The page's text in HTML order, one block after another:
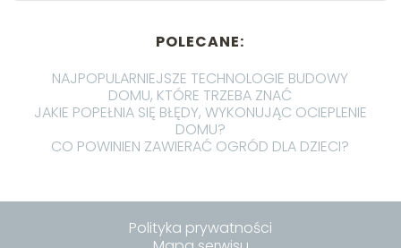
POLECANE:
NAJPOPULARNIEJSZE TECHNOLOGIE BUDOWY
DOMU, KTÓRE TRZEBA ZNAĆ
JAKIE POPEŁNIA SIĘ BŁĘDY, WYKONUJĄC OCIEPLENIE
DOMU?
CO POWINIEN ZAWIERAĆ OGRÓD DLA DZIECI?
Polityka prywatności